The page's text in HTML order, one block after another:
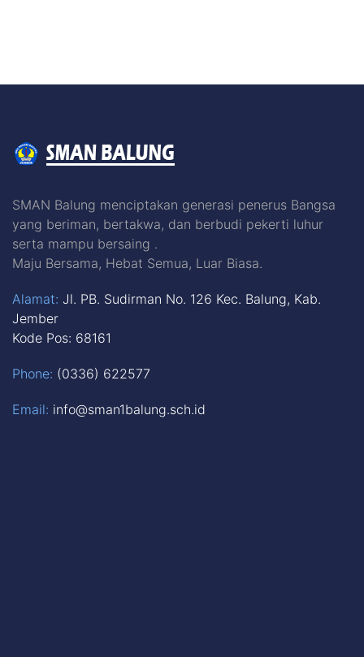
SMAN Balung menciptakan generasi penerus Bangsa
yang beriman, bertakwa, dan berbudi pekerti luhur
serta mampu bersaing .
Maju Bersama, Hebat Semua, Luar Biasa.
Alamat: Jl. PB. Sudirman No. 126 Kec. Balung, Kab.
Jember
Kode Pos: 68161
Phone: (0336) 622577
Email: info@sman1balung.sch.id